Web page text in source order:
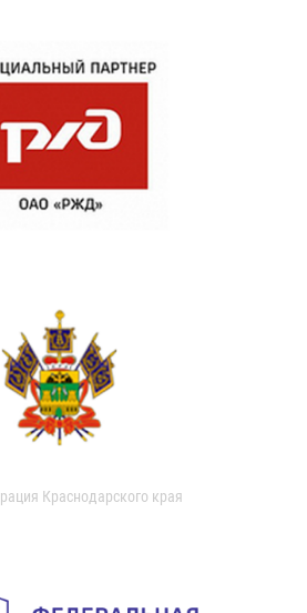
Краснодарского края